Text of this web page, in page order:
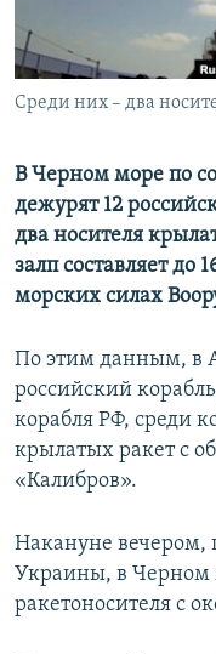
ПОБЕДИТЕЛЕЙ НЕ
КРЫМ.НЕПОКОРЕННЫЙ
ELIFBE
Все сайты RFE/RL
Среди них – два
В Черном море по
дежурят 12
два носителя
залп составляет до
морских силах
По этим данным, в
российский
корабля РФ, среди
крылатых ракет с
«Калибров».
Накануне
Украины, в Черном
ракетоносителя с